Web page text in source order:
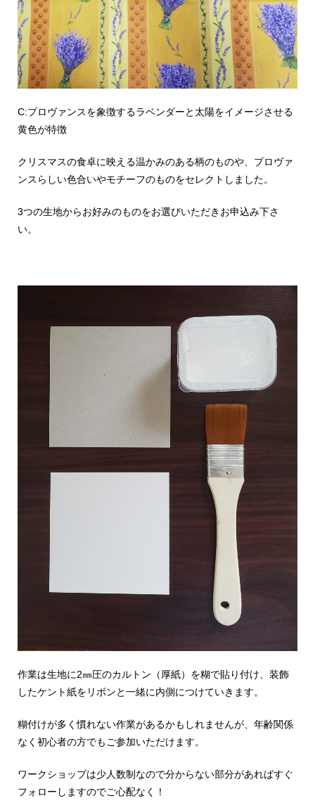
C:プロヴァンスを象徴するラベンダーと太陽をイメージさせる
黄色が特徴
クリスマスの食卓に映える温かみのある柄のものや、プロヴァ
ンスらしい色合いやモチーフのものをセレクトしました。
3つの生地からお好みのものをお選びいただきお申込み下さ
い。
作業は生地に2㎜圧のカルトン（厚紙）を糊で貼り付け、装飾
したケント紙をリボンと一緒に内側につけていきます。
糊付けが多く慣れない作業があるかもしれませんが、年齢関係
なく初心者の方でもご参加いただけます。
ワークショップは少人数制なので分からない部分があればすぐ
フォローしますのでご心配なく！